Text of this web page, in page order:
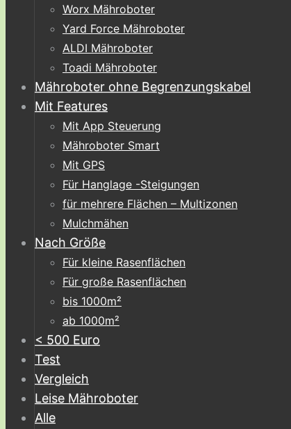
Worx Mähroboter
Yard Force Mähroboter
ALDI Mähroboter
Toadi Mähroboter
Mähroboter ohne Begrenzungskabel
Mit Features
Mit App Steuerung
Mähroboter Smart
Mit GPS
Für Hanglage -Steigungen
für mehrere Flächen – Multizonen
Mulchmähen
Nach Größe
Für kleine Rasenflächen
Für große Rasenflächen
bis 1000m²
ab 1000m²
< 500 Euro
Test
Vergleich
Leise Mähroboter
Alle